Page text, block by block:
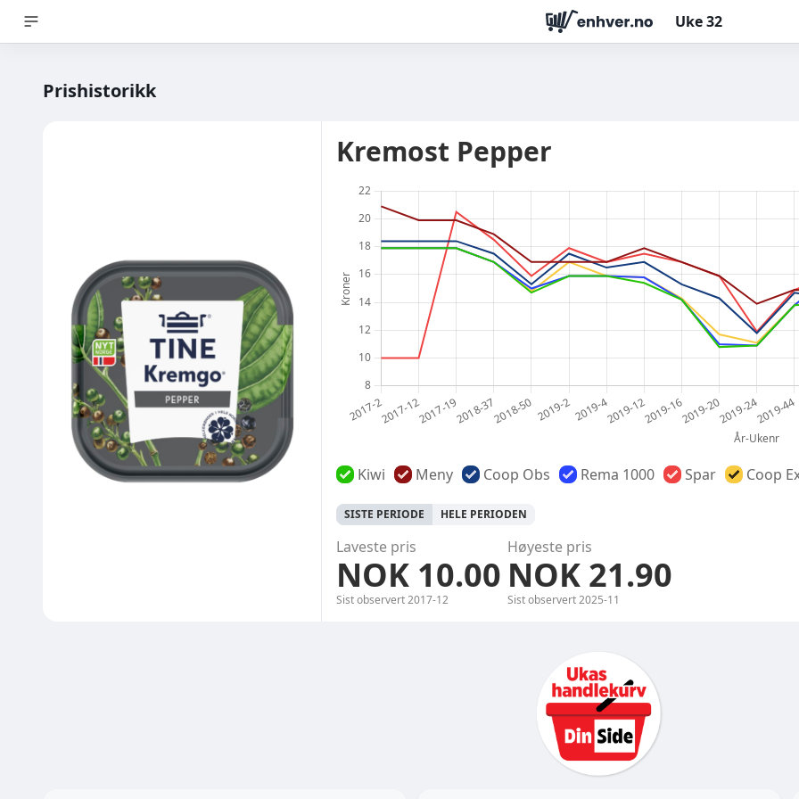
Uke32
Prishistorikk
Kremost Pepper
Kiwi Meny Coop Obs Rema 1000 Spar Coop
SISTE PERIODE HELE PERIODEN
Laveste pris
NOK 10.00
Sist observert2017-12
Høyeste pris
NOK 21.90
Sist observert2025-11